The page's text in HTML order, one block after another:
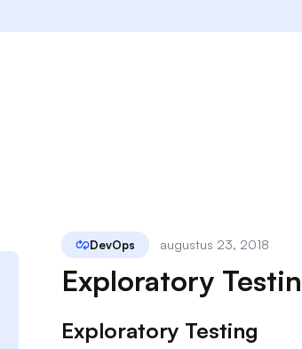
DevOps augustus 23, 2018
Exploratory
Exploratory Testing